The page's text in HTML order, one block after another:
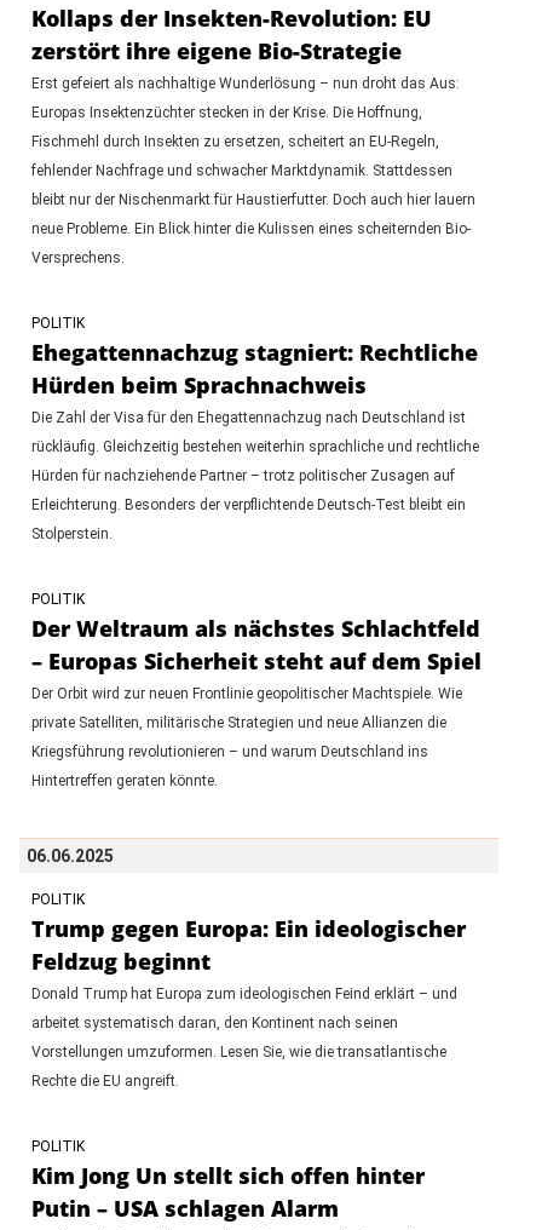
Kollaps der Insekten-Revolution: EU
zerstört ihre eigene Bio-Strategie
Erst gefeiert als nachhaltige Wunderlösung – nun droht das Aus:
Europas Insektenzüchter stecken in der Krise. Die Hoffnung,
Fischmehl durch Insekten zu ersetzen, scheitert an EU-Regeln,
fehlender Nachfrage und schwacher Marktdynamik. Stattdessen
bleibt nur der Nischenmarkt für Haustierfutter. Doch auch hier lauern
neue Probleme. Ein Blick hinter die Kulissen eines scheiternden Bio-
Versprechens.
POLITIK
Ehegattennachzug stagniert: Rechtliche
Hürden beim Sprachnachweis
Die Zahl der Visa für den Ehegattennachzug nach Deutschland ist
rückläufig. Gleichzeitig bestehen weiterhin sprachliche und rechtliche
Hürden für nachziehende Partner – trotz politischer Zusagen auf
Erleichterung. Besonders der verpflichtende Deutsch-Test bleibt ein
Stolperstein.
POLITIK
Der Weltraum als nächstes Schlachtfeld
– Europas Sicherheit steht auf dem Spiel
Der Orbit wird zur neuen Frontlinie geopolitischer Machtspiele. Wie
private Satelliten, militärische Strategien und neue Allianzen die
Kriegsführung revolutionieren – und warum Deutschland ins
Hintertreffen geraten könnte.
06.06.2025
POLITIK
Trump gegen Europa: Ein ideologischer
Feldzug beginnt
Donald Trump hat Europa zum ideologischen Feind erklärt – und
arbeitet systematisch daran, den Kontinent nach seinen
Vorstellungen umzuformen. Lesen Sie, wie die transatlantische
Rechte die EU angreift.
POLITIK
Kim Jong Un stellt sich offen hinter
Putin – USA schlagen Alarm